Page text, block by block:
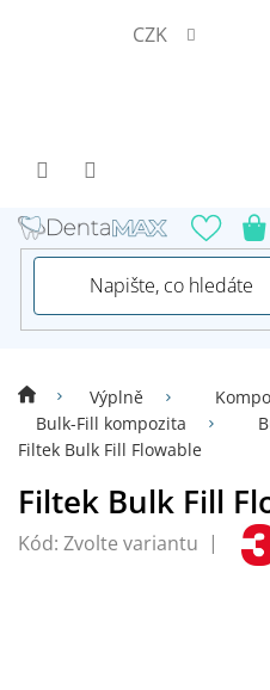
CZK
Výplně
Bulk-Fill kompozita
Filtek Bulk Fill Flowable
Filtek Bulk Fill
Kód: Zvolte variantu